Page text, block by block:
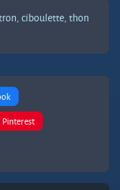
ciboulette,thon
Pinterest